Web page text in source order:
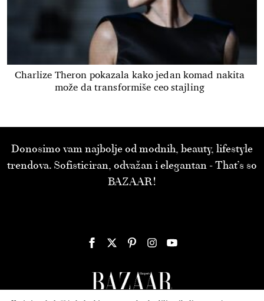
Charlize Theron pokazala kako jedan komad nakita
može da transformiše ceo stajling
Donosimo vam najbolje od modnih, beauty, lifestyle
trendova. Sofisticiran, odvažan i elegantan - That’s so
BAZAAR!